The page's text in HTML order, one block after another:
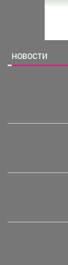
НОВОСТИ